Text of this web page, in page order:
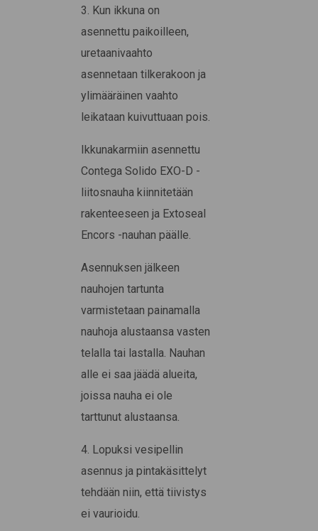
3. Kun ikkuna on
asennettu paikoilleen,
uretaanivaahto
asennetaan tilkerakoon ja
ylimääräinen vaahto
leikataan kuivuttuaan pois.
Ikkunakarmiin asennettu
Contega Solido EXO-D -
liitosnauha kiinnitetään
rakenteeseen ja Extoseal
Encors -nauhan päälle.
Asennuksen jälkeen
nauhojen tartunta
varmistetaan painamalla
nauhoja alustaansa vasten
telalla tai lastalla. Nauhan
alle ei saa jäädä alueita,
joissa nauha ei ole
tarttunut alustaansa.
4. Lopuksi vesipellin
asennus ja pintakäsittelyt
tehdään niin, että tiivistys
ei vaurioidu.